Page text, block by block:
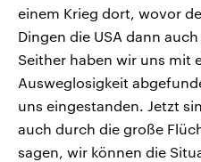
einem Krieg dort, wovor
Dingen die USA dann
Seither haben wir uns mit
Ausweglosigkeit
uns eingestanden. Jetzt
auch durch die große
sagen, wir können die